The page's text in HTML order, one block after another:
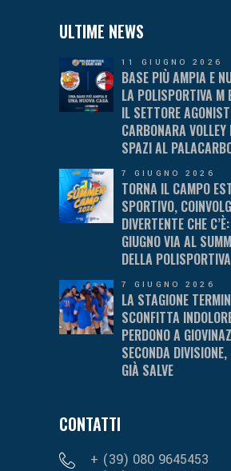
ULTIME NEWS
11 GIUGNO 2026
BASE PIÙ AMPIA E
LA POLISPORTIVA M
IL SETTORE
CARBONARA
SPAZI AL
7 GIUGNO 2026
TORNA IL CAMPO
SPORTIVO,
DIVERTENTE CHE
GIUGNO VIA AL
DELLA
7 GIUGNO 2026
LA STAGIONE
SCONFITTA
PERDONO A
SECONDA
GIÀ SALVE
CONTATTI
+ (39) 080 9645453